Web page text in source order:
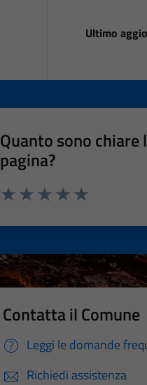
Ultimo
Quanto sono
pagina?
Contatta il Comune
Leggi le domande
Richiedi assistenza